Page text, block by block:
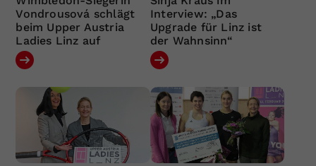
Vondrousová schlägt
beim Upper Austria
Ladies Linz auf
Interview: „Das
Upgrade für Linz ist
der Wahnsinn“